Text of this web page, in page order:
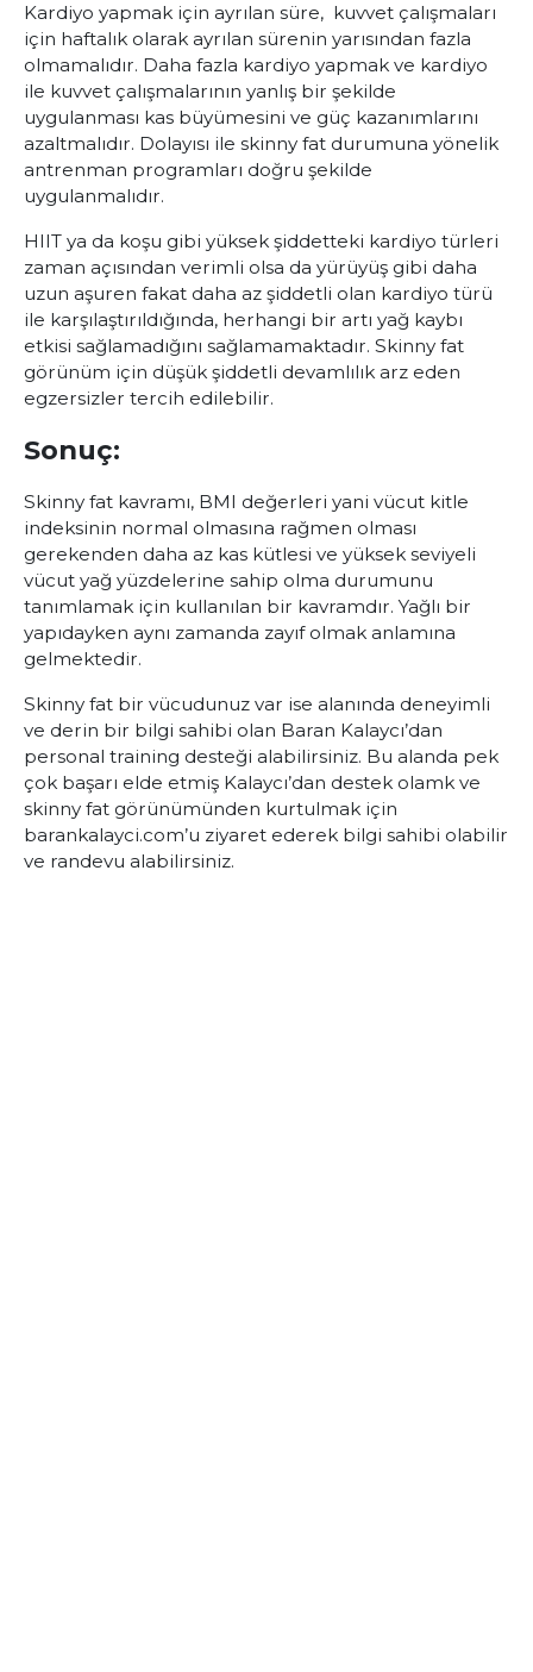
Kardiyo yapmak için ayrılan süre, kuvvet çalışmaları
için haftalık olarak ayrılan sürenin yarısından fazla
olmamalıdır. Daha fazla kardiyo yapmak ve kardiyo
ile kuvvet çalışmalarının yanlış bir şekilde
uygulanması kas büyümesini ve güç kazanımlarını
azaltmalıdır. Dolayısı ile skinny fat durumuna yönelik
antrenman programları doğru şekilde
uygulanmalıdır.
HIIT ya da koşu gibi yüksek şiddetteki kardiyo türleri
zaman açısından verimli olsa da yürüyüş gibi daha
uzun aşuren fakat daha az şiddetli olan kardiyo türü
ile karşılaştırıldığında, herhangi bir artı yağ kaybı
etkisi sağlamadığını sağlamamaktadır. Skinny fat
görünüm için düşük şiddetli devamlılık arz eden
egzersizler tercih edilebilir.
Sonuç:
Skinny fat kavramı, BMI değerleri yani vücut kitle
indeksinin normal olmasına rağmen olması
gerekenden daha az kas kütlesi ve yüksek seviyeli
vücut yağ yüzdelerine sahip olma durumunu
tanımlamak için kullanılan bir kavramdır. Yağlı bir
yapıdayken aynı zamanda zayıf olmak anlamına
gelmektedir.
Skinny fat bir vücudunuz var ise alanında deneyimli
ve derin bir bilgi sahibi olan Baran Kalaycı’dan
personal training desteği alabilirsiniz. Bu alanda pek
çok başarı elde etmiş Kalaycı’dan destek olamk ve
skinny fat görünümünden kurtulmak için
barankalayci.com’u ziyaret ederek bilgi sahibi olabilir
ve randevu alabilirsiniz.